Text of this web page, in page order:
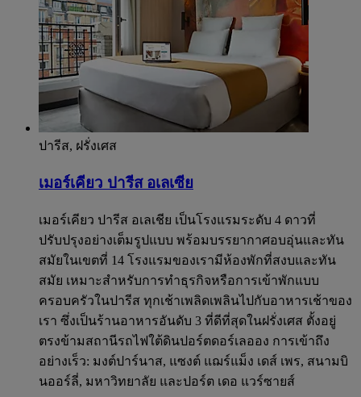
ปารีส, ฝรั่งเศส
เมอร์เคียว ปารีส อเลเซีย
เมอร์เคียว ปารีส อเลเชีย เป็นโรงแรมระดับ 4 ดาวที่
ปรับปรุงอย่างเต็มรูปแบบ พร้อมบรรยากาศอบอุ่นและทัน
สมัยในเขตที่ 14 โรงแรมของเรามีห้องพักที่สงบและทัน
สมัย เหมาะสำหรับการทำธุรกิจหรือการเข้าพักแบบ
ครอบครัวในปารีส ทุกเช้าเพลิดเพลินไปกับอาหารเช้าของ
เรา ซึ่งเป็นร้านอาหารอันดับ 3 ที่ดีที่สุดในฝรั่งเศส ตั้งอยู่
ตรงข้ามสถานีรถไฟใต้ดินปอร์ตดอร์เลออง การเข้าถึง
อย่างเร็ว: มงต์ปาร์นาส, แซงต์ แฌร์แม็ง เดส์ เพร, สนามบิ
นออร์ลี่, มหาวิทยาลัย และปอร์ต เดอ แวร์ซายส์